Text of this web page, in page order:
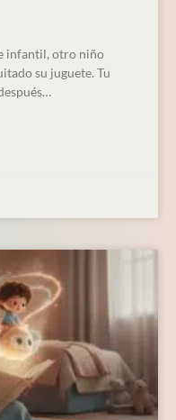
infantil, otro niño
su juguete. Tu